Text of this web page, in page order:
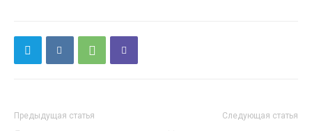
Предыдущая статья Следующая статья